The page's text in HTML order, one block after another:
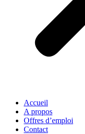
Accueil
A propos
Offres d’emploi
Contact